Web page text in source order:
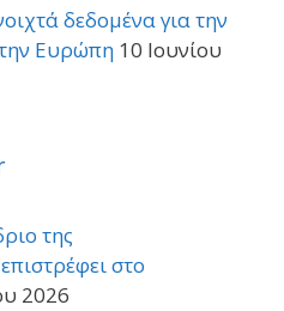
δεδομένα για την
Ευρώπη 10 Ιουνίου
της
στο
2026